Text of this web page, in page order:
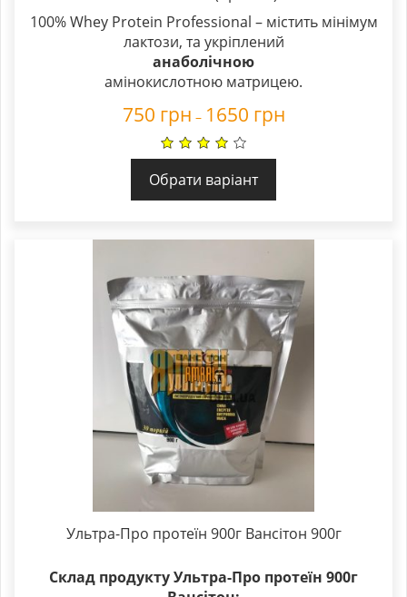
100% Whey Protein Professional – містить мінімум
лактози, та укріплений
анаболічною
амінокислотною матрицею.
750 грн – 1650 грн
Обрати варіант
Ультра-Про протеїн 900г Вансітон 900г
Склад продукту Ультра-Про протеїн 900г